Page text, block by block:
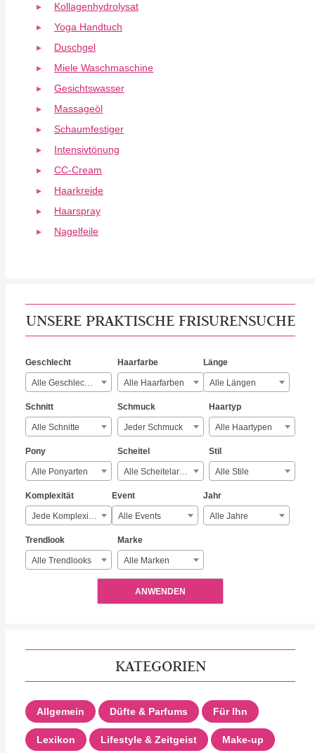
Kollagenhydrolysat
Yoga Handtuch
Duschgel
Miele Waschmaschine
Gesichtswasser
Massageöl
Schaumfestiger
Intensivtönung
CC-Cream
Haarkreide
Haarspray
Nagelfeile
UNSERE PRAKTISCHE FRISURENSUCHE
Geschlecht
Alle Geschlechter
Haarfarbe
Alle Haarfarben
Länge
Alle Längen
Schnitt
Alle Schnitte
Schmuck
Jeder Schmuck
Haartyp
Alle Haartypen
Pony
Alle Ponyarten
Scheitel
Alle Scheitelarten
Stil
Alle Stile
Komplexität
Jede Komplexität
Event
Alle Events
Jahr
Alle Jahre
Trendlook
Alle Trendlooks
Marke
Alle Marken
ANWENDEN
KATEGORIEN
Allgemein Düfte & Parfums Für Ihn
Lexikon Lifestyle & Zeitgeist Make-up